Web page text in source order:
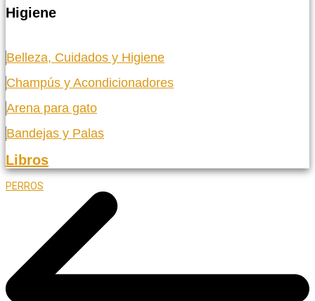
Higiene
Belleza, Cuidados y Higiene
Champús y Acondicionadores
Arena para gato
Bandejas y Palas
Libros
PERROS